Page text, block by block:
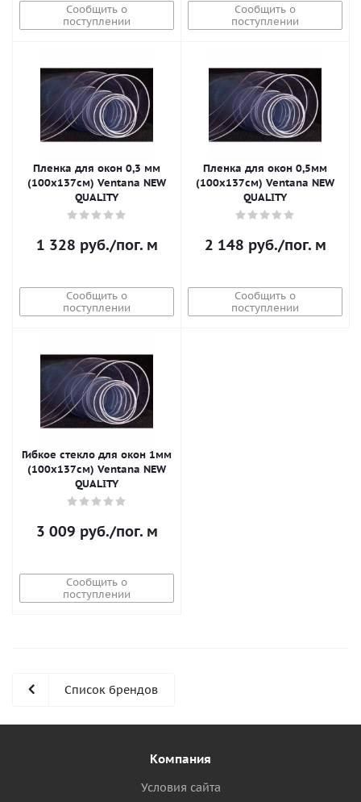
Сообщить о
поступлении
Сообщить о
поступлении
Пленка для окон 0,3 мм
(100x137см) Ventana NEW
QUALITY
1 328 руб./пог. м
Сообщить о
поступлении
Пленка для окон 0,5мм
(100x137см) Ventana NEW
QUALITY
2 148 руб./пог. м
Сообщить о
поступлении
Гибкое стекло для окон 1мм
(100x137см) Ventana NEW
QUALITY
3 009 руб./пог. м
Сообщить о
поступлении
Список брендов
Компания
Условия сайта